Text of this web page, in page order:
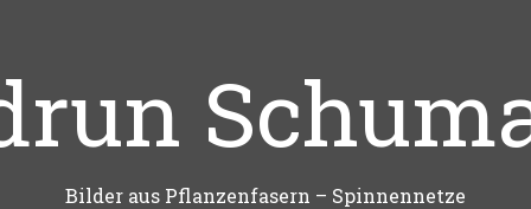
Bilder aus Pflanzenfasern – Spinnennetze